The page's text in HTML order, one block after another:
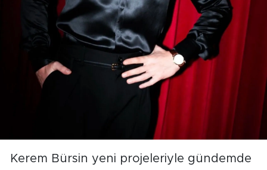
Kerem Bürsin yeni projeleriyle gündemde